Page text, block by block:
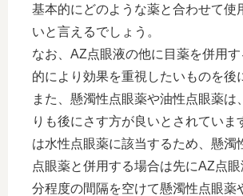
基本的にどのような薬と合わせて使
いと言えるでしょう。
なお、AZ点眼液の他に目薬を併用
的により効果を重視したいものを後
また、懸濁性点眼薬や油性点眼薬は
りも後にさす方が良いとされていま
は水性点眼薬に該当するため、懸濁
点眼薬と併用する場合は先にAZ点
分程度の間隔を空けて懸濁性点眼薬